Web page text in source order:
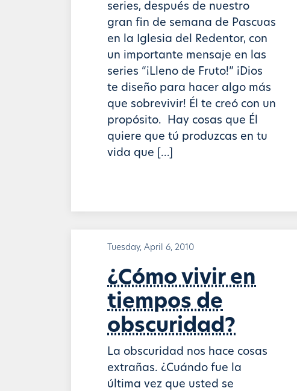
series, después de nuestro
gran fin de semana de Pascuas
en la Iglesia del Redentor, con
un importante mensaje en las
series “¡Lleno de Fruto!” ¡Dios
te diseño para hacer algo más
que sobrevivir! Él te creó con un
propósito. Hay cosas que Él
quiere que tú produzcas en tu
vida que […]
Tuesday, April 6, 2010
¿Cómo vivir en
tiempos de
obscuridad?
La obscuridad nos hace cosas
extrañas. ¿Cuándo fue la
última vez que usted se